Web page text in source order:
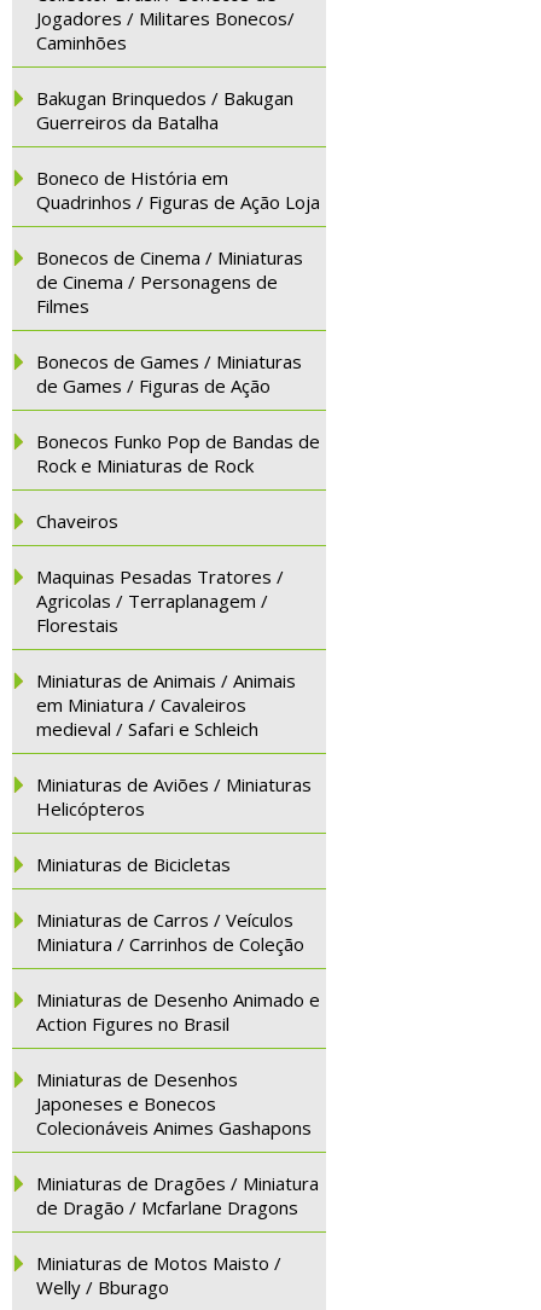
Jogadores / Militares Bonecos/
Caminhões
Bakugan Brinquedos / Bakugan
Guerreiros da Batalha
Boneco de História em
Quadrinhos / Figuras de Ação Loja
Bonecos de Cinema / Miniaturas
de Cinema / Personagens de
Filmes
Bonecos de Games / Miniaturas
de Games / Figuras de Ação
Bonecos Funko Pop de Bandas de
Rock e Miniaturas de Rock
Chaveiros
Maquinas Pesadas Tratores /
Agricolas / Terraplanagem /
Florestais
Miniaturas de Animais / Animais
em Miniatura / Cavaleiros
medieval / Safari e Schleich
Miniaturas de Aviões / Miniaturas
Helicópteros
Miniaturas de Bicicletas
Miniaturas de Carros / Veículos
Miniatura / Carrinhos de Coleção
Miniaturas de Desenho Animado e
Action Figures no Brasil
Miniaturas de Desenhos
Japoneses e Bonecos
Colecionáveis Animes Gashapons
Miniaturas de Dragões / Miniatura
de Dragão / Mcfarlane Dragons
Miniaturas de Motos Maisto /
Welly / Bburago